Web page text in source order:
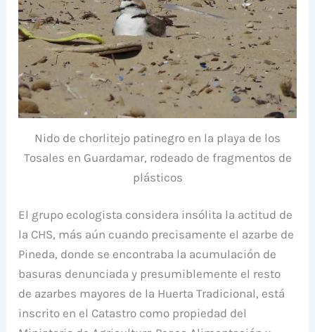
Nido de chorlitejo patinegro en la playa de los
Tosales en Guardamar, rodeado de fragmentos de
plásticos
El grupo ecologista considera insólita la actitud de
la CHS, más aún cuando precisamente el azarbe de
Pineda, donde se encontraba la acumulación de
basuras denunciada y presumiblemente el resto
de azarbes mayores de la Huerta Tradicional, está
inscrito en el Catastro como propiedad del